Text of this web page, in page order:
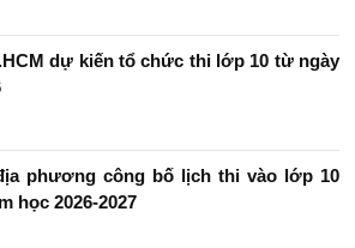
dự kiến tổ chức thi lớp 10 từ ngày
phương công bố lịch thi vào lớp 10
học 2026-2027